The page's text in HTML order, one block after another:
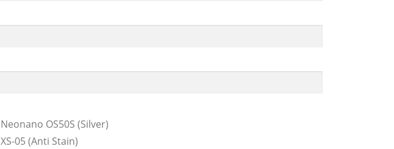
Neonano OS50S (Silver)
XS-05 (Anti Stain)